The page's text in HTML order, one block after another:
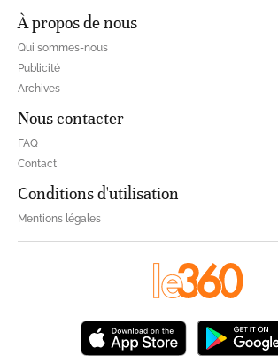
À propos de nous
Qui sommes-nous
Publicité
Archives
Nous contacter
FAQ
Contact
Conditions d'utilisation
Mentions légales